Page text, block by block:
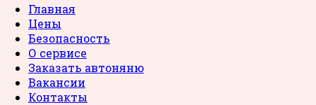
Главная
Цены
Безопасность
О сервисе
Заказать автоняню
Вакансии
Контакты